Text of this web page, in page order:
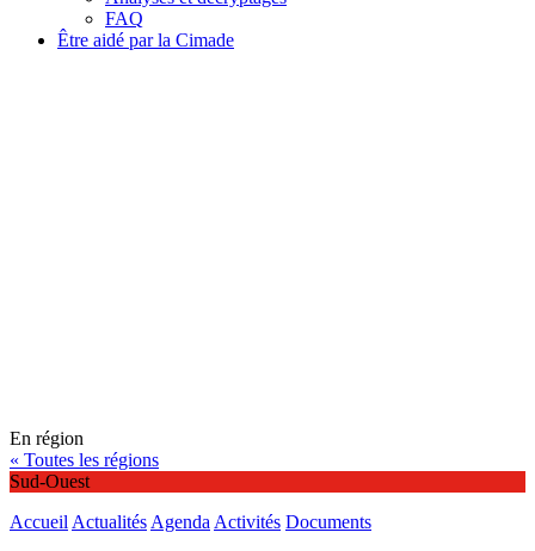
FAQ
Être aidé par la Cimade
En région
« Toutes les régions
Sud-Ouest
Accueil Actualités Agenda Activités Documents